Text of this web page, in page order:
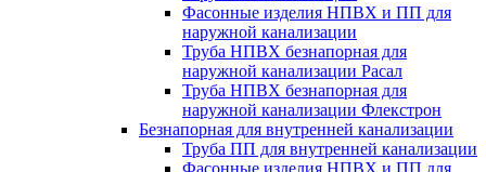
Фасонные изделия НПВХ и ПП для
наружной канализации
Труба НПВХ безнапорная для
наружной канализации Расал
Труба НПВХ безнапорная для
наружной канализации Флекстрон
Безнапорная для внутренней канализации
Труба ПП для внутренней канализации
Фасонные изделия НПВХ и ПП для